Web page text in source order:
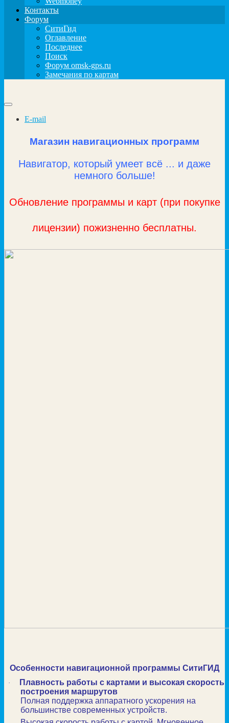
Контакты
Форум
СитиГид
Оглавление
Последнее
Поиск
Форум omsk-gps.ru
Замечания по картам
E-mail
Магазин навигационных программ
Навигатор, который умеет всё ... и даже
немного больше!
Обновление программы и карт (при покупке
лицензии) пожизненно бесплатны.
Особенности навигационной программы СитиГИД
·
Плавность работы с картами и высокая скорость
построения маршрутов
Полная поддержка аппаратного ускорения на
большинстве современных устройств.